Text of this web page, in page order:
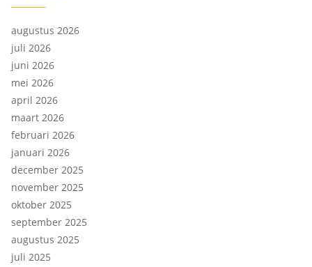
augustus 2026
juli 2026
juni 2026
mei 2026
april 2026
maart 2026
februari 2026
januari 2026
december 2025
november 2025
oktober 2025
september 2025
augustus 2025
juli 2025